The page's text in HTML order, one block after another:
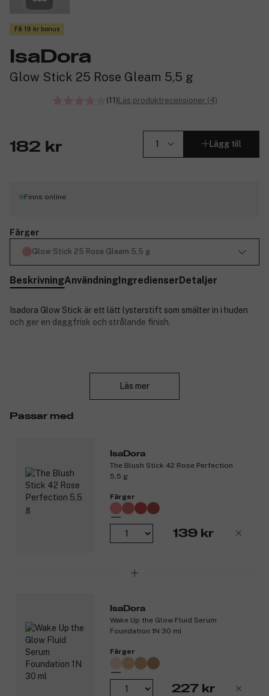
Få 19 kr bonus
IsaDora
Glow Stick 25 Rose Gleam 5,5 g
(11)Läs produktrecensioner (4)
182 kr Lägg till
Finns online
Färger
Glow Stick 25 Rose Gleam 5,5 g
BeskrivningAnvändningIngredienserDetaljer
Isadora Glow Stick är ett lätt lysterstift som smälter in i huden
och ger en daggfrisk och strålande finish.
Läs mer
Passar med
IsaDora
The Blush Stick 42 Rose Perfection
5,5 g
Färger
139 kr
IsaDora
Wake Up the Glow Fluid Serum
Foundation 1N 30 ml
Färger
227 kr